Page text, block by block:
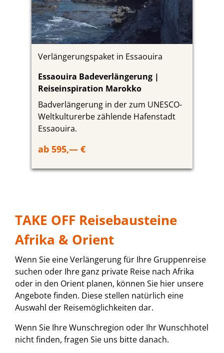
Verlängerungspaket in Essaouira
Essaouira Badeverlängerung |
Reiseinspiration Marokko
Badverlängerung in der zum UNESCO-
Weltkulturerbe zählende Hafenstadt
Essaouira.
ab 595,— €
TAKE OFF Reisebausteine
Afrika & Orient
Wenn Sie eine Verlängerung für Ihre Gruppenreise
suchen oder Ihre ganz private Reise nach Afrika
oder in den Orient planen, können Sie hier unsere
Angebote finden. Diese stellen natürlich eine
Auswahl der Reisemöglichkeiten dar.
Wenn Sie Ihre Wunschregion oder Ihr Wunschhotel
nicht finden, fragen Sie uns bitte danach.